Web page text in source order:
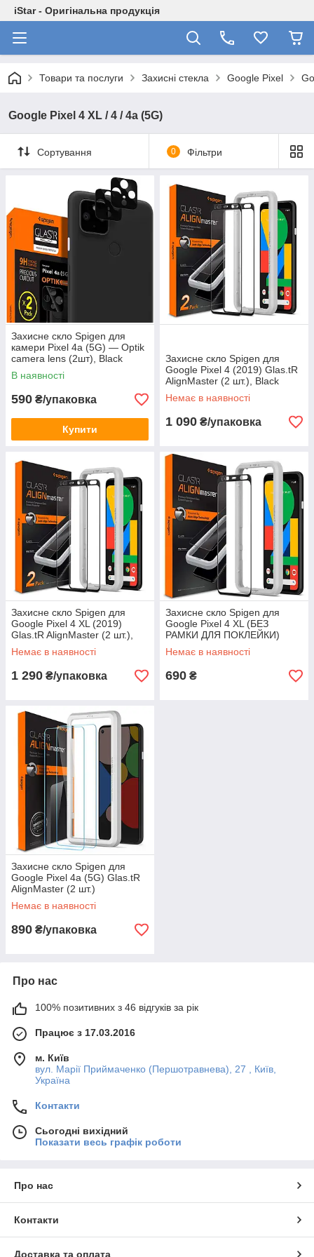
iStar - Оригінальна продукція
Товари та послуги Захисні стекла Google Pixel
Google Pixel 4 XL / 4 / 4а (5G)
Сортування 0 Фільтри
Захисне скло Spigen для
камери Pixel 4a (5G) — Optik
camera lens (2шт), Black
(AGL02125)
В наявності
590 ₴/упаковка
Купити
Захисне скло Spigen для
Google Pixel 4 (2019) Glas.tR
AlignMaster (2 шт.), Black
(AGL00482)
Немає в наявності
1 090 ₴/упаковка
Захисне скло Spigen для
Google Pixel 4 XL (2019)
Glas.tR AlignMaster (2 шт.),
Black (AGL00481)
Немає в наявності
1 290 ₴/упаковка
Захисне скло Spigen для
Google Pixel 4 XL (БЕЗ
РАМКИ ДЛЯ ПОКЛЕЙКИ)
(AGL00481)
Немає в наявності
690 ₴
Захисне скло Spigen для
Google Pixel 4a (5G) Glas.tR
AlignMaster (2 шт.)
(AGL02044)
Немає в наявності
890 ₴/упаковка
Про нас
100% позитивних з 46 відгуків за рік
Працює з 17.03.2016
м. Київ
вул. Марії Приймаченко (Першотравнева), 27 , Київ,
Україна
Контакти
Сьогодні вихідний
Показати весь графік роботи
Про нас
Контакти
Доставка та оплата